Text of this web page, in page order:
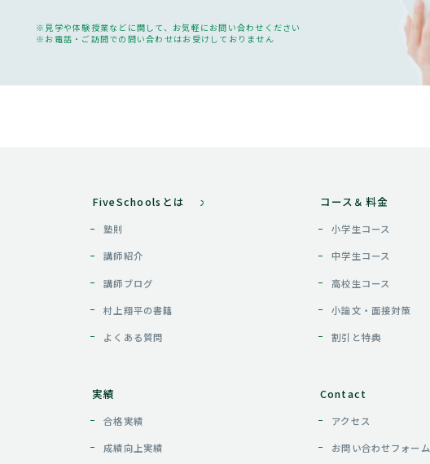
見学や体験授業などに関して、お気軽にお問い合わせください
お電話・ご訪問での問い合わせはお受けしておりません
FiveSchoolsとは
塾則
講師紹介
講師ブログ
村上翔平の書籍
よくある質問
コース＆料金
小学生コース
中学生コース
高校生コース
小論文・面接対策
割引と特典
実績
合格実績
成績向上実績
Contact
アクセス
お問い合わせフォーム